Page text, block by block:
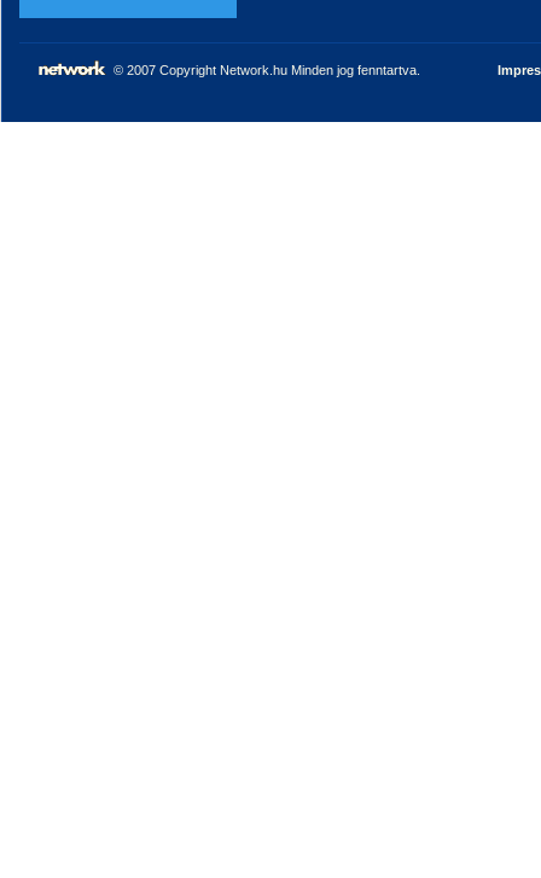
© 2007 Copyright Network.hu Minden jog fenntartva.